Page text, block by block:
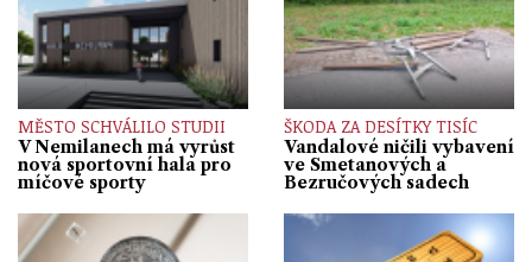
MĚSTO SCHVÁLILO STUDII
V Nemilanech má vyrůst
nová sportovní hala pro
míčové sporty
ŠKODA ZA DESÍTKY TISÍC
Vandalové ničili vybavení
ve Smetanových a
Bezručových sadech